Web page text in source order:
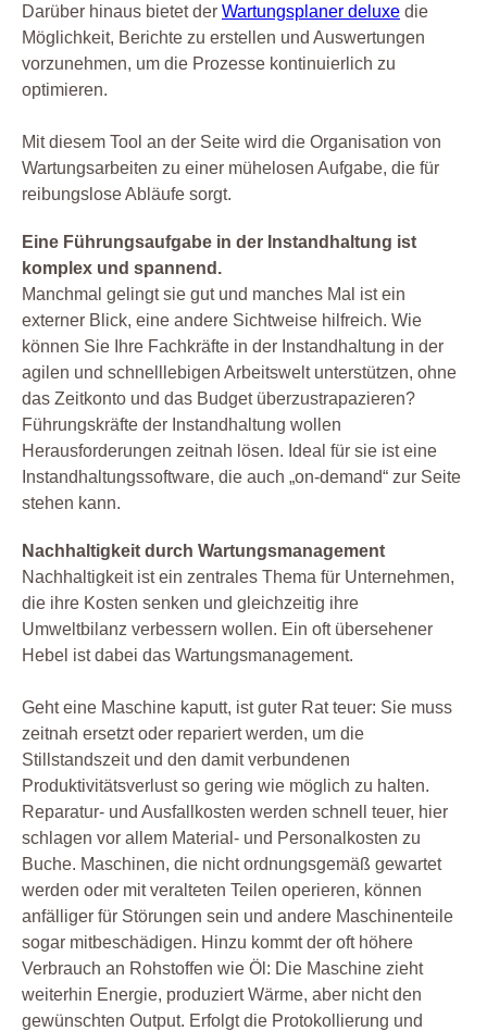
Darüber hinaus bietet der Wartungsplaner deluxe die
Möglichkeit, Berichte zu erstellen und Auswertungen
vorzunehmen, um die Prozesse kontinuierlich zu
optimieren.
Mit diesem Tool an der Seite wird die Organisation von
Wartungsarbeiten zu einer mühelosen Aufgabe, die für
reibungslose Abläufe sorgt.
Eine Führungsaufgabe in der Instandhaltung ist
komplex und spannend.
Manchmal gelingt sie gut und manches Mal ist ein
externer Blick, eine andere Sichtweise hilfreich. Wie
können Sie Ihre Fachkräfte in der Instandhaltung in der
agilen und schnelllebigen Arbeitswelt unterstützen, ohne
das Zeitkonto und das Budget überzustrapazieren?
Führungskräfte der Instandhaltung wollen
Herausforderungen zeitnah lösen. Ideal für sie ist eine
Instandhaltungssoftware, die auch „on-demand“ zur Seite
stehen kann.
Nachhaltigkeit durch Wartungsmanagement
Nachhaltigkeit ist ein zentrales Thema für Unternehmen,
die ihre Kosten senken und gleichzeitig ihre
Umweltbilanz verbessern wollen. Ein oft übersehener
Hebel ist dabei das Wartungsmanagement.
Geht eine Maschine kaputt, ist guter Rat teuer: Sie muss
zeitnah ersetzt oder repariert werden, um die
Stillstandszeit und den damit verbundenen
Produktivitätsverlust so gering wie möglich zu halten.
Reparatur- und Ausfallkosten werden schnell teuer, hier
schlagen vor allem Material- und Personalkosten zu
Buche. Maschinen, die nicht ordnungsgemäß gewartet
werden oder mit veralteten Teilen operieren, können
anfälliger für Störungen sein und andere Maschinenteile
sogar mitbeschädigen. Hinzu kommt der oft höhere
Verbrauch an Rohstoffen wie Öl: Die Maschine zieht
weiterhin Energie, produziert Wärme, aber nicht den
gewünschten Output. Erfolgt die Protokollierung und